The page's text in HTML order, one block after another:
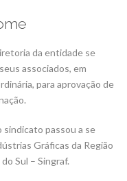
da entidade se
associados, em
para aprovação de
passou a se
Gráficas da Região
Sul – Singraf.